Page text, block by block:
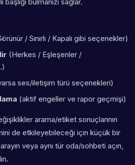
/ Sınırlı / Kapalı gibi seçenekler)
(Herkes / Eşleşenler /
ses/iletişim türü seçenekleri)
(aktif engeller ve rapor geçmişi)
arama/etiket sonuçlarının
de etkileyebileceği için küçük bir
veya aynı tür oda/sohbeti açın,